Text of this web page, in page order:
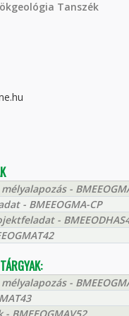
Tanszék
-
- BMEEOGMA-CP
-
-